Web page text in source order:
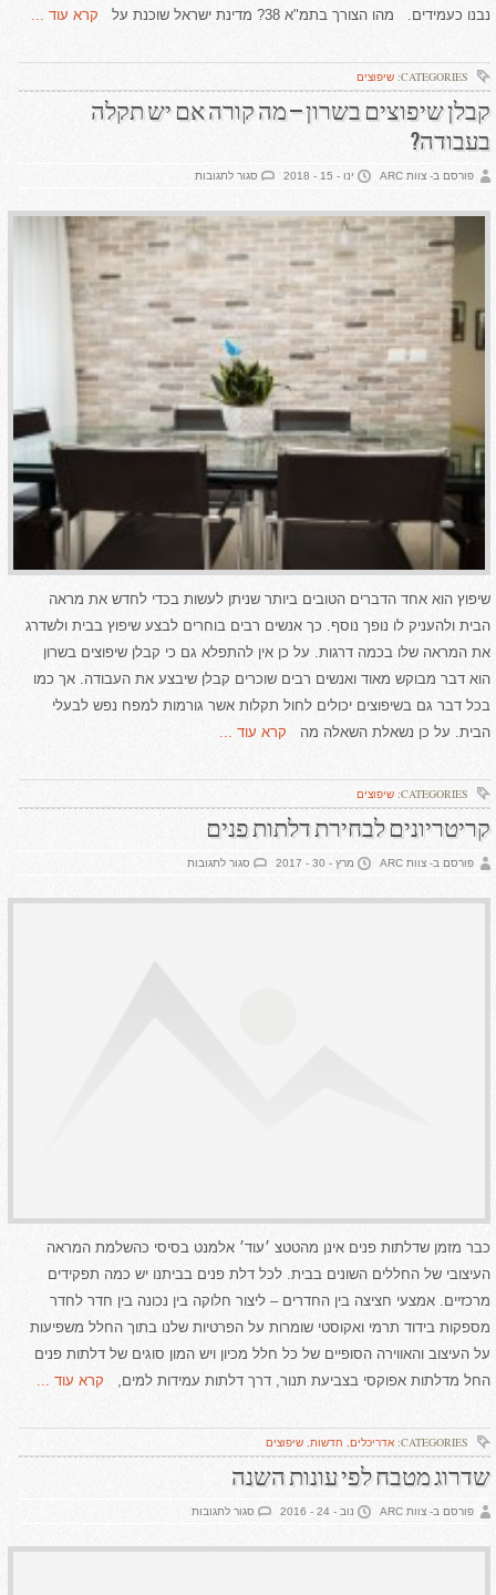
נבנו כעמידים. מהו הצורך בתמ"א 38? מדינת ישראל שוכנת על קרא עוד ...
CATEGORIES: שיפוצים
קבלן שיפוצים בשרון – מה קורה אם יש תקלה
בעבודה?
פורסם ב- צוות ARC ינו - 15 - 2018 סגור לתגובותעל
בשרון
–
מה
קורה
יש
בעבודה?
שיפוץ הוא אחד הדברים הטובים ביותר שניתן לעשות בכדי לחדש את מראה
הבית ולהעניק לו נופך נוסף. כך אנשים רבים בוחרים לבצע שיפוץ בבית ולשדרג
את המראה שלו בכמה דרגות. על כן אין להתפלא גם כי קבלן שיפוצים בשרון
הוא דבר מבוקש מאוד ואנשים רבים שוכרים קבלן שיבצע את העבודה. אך כמו
בכל דבר גם בשיפוצים יכולים לחול תקלות אשר גורמות למפח נפש לבעלי
הבית. על כן נשאלת השאלה מה קרא עוד ...
CATEGORIES: שיפוצים
קריטריונים לבחירת דלתות פנים
פורסם ב- צוות ARC מרץ - 30 - 2017 סגור לתגובותעל
דלתות
כבר מזמן שדלתות פנים אינן מהטטצ ׳עוד׳ אלמנט בסיסי כהשלמת המראה
העיצובי של החללים השונים בבית. לכל דלת פנים בביתנו יש כמה תפקידים
מרכזיים. אמצעי חציצה בין החדרים – ליצור חלוקה בין נכונה בין חדר לחדר
מספקות בידוד תרמי ואקוסטי שומרות על הפרטיות שלנו בתוך החלל משפיעות
על העיצוב והאווירה הסופיים של כל חלל מכיון ויש המון סוגים של דלתות פנים
החל מדלתות אפוקסי בצביעת תנור, דרך דלתות עמידות למים,
קרא עוד ...
CATEGORIES: אדריכלים חדשות שיפוצים
שדרוג מטבח לפי עונות השנה
פורסם ב- צוות ARC נוב - 24 - 2016 סגור לתגובותעל
לפי